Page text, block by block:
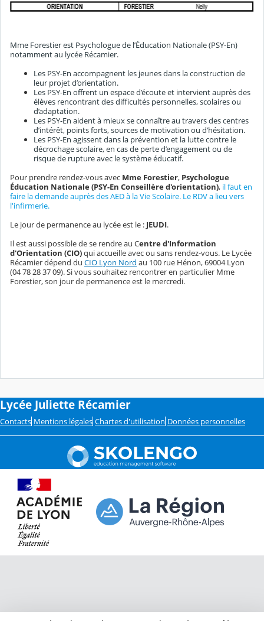
Mme Forestier est Psychologue de l’Éducation Nationale (PSY-En)
notamment au lycée Récamier.
Les PSY-En accompagnent les jeunes dans la construction de
leur projet d’orientation.
Les PSY-En offrent un espace d’écoute et intervient auprès des
élèves rencontrant des difficultés personnelles, scolaires ou
d’adaptation.
Les PSY-En aident à mieux se connaître au travers des centres
d’intérêt, points forts, sources de motivation ou d’hésitation.
Les PSY-En agissent dans la prévention et la lutte contre le
décrochage scolaire, en cas de perte d’engagement ou de
risque de rupture avec le système éducatif.
Pour prendre rendez-vous avec Mme Forestier, Psychologue
Éducation Nationale (PSY-En Conseillère d'orientation), il faut en
faire la demande auprès des AED à la Vie Scolaire. Le RDV a lieu vers
l'infirmerie.
Le jour de permanence au lycée est le : JEUDI.
Il est aussi possible de se rendre au Centre d'Information
d'Orientation (CIO)qui accueille avec ou sans rendez-vous. Le Lycée
Récamier dépend du CIO Lyon Nord au 100 rue Hénon, 69004 Lyon
(04 78 28 37 09). Si vous souhaitez rencontrer en particulier Mme
Forestier, son jour de permanence est le mercredi.
Lycée Juliette Récamier
Contacts Mentions légales Chartes d'utilisation Données personnelles